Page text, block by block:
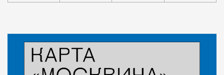
Статья
Люди
Мария Ганиянц